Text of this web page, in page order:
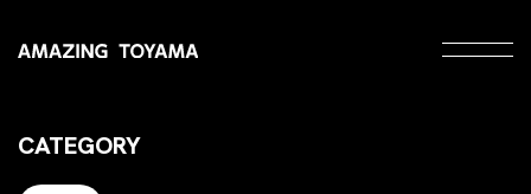
CATEGORY